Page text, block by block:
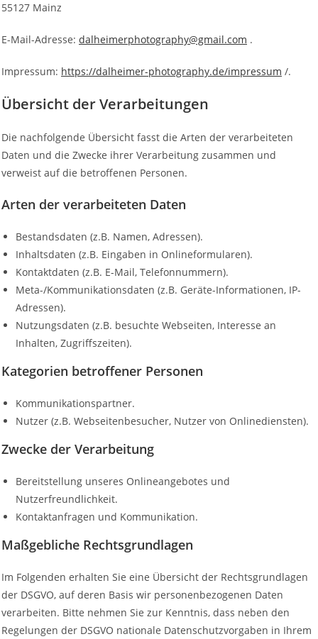
55127 Mainz
E-Mail-Adresse: dalheimerphotography@gmail.com .
Impressum: https://dalheimer-photography.de/impressum /.
Übersicht der Verarbeitungen
Die nachfolgende Übersicht fasst die Arten der verarbeiteten
Daten und die Zwecke ihrer Verarbeitung zusammen und
verweist auf die betroffenen Personen.
Arten der verarbeiteten Daten
Bestandsdaten (z.B. Namen, Adressen).
Inhaltsdaten (z.B. Eingaben in Onlineformularen).
Kontaktdaten (z.B. E-Mail, Telefonnummern).
Meta-/Kommunikationsdaten (z.B. Geräte-Informationen, IP-
Adressen).
Nutzungsdaten (z.B. besuchte Webseiten, Interesse an
Inhalten, Zugriffszeiten).
Kategorien betroffener Personen
Kommunikationspartner.
Nutzer (z.B. Webseitenbesucher, Nutzer von Onlinediensten).
Zwecke der Verarbeitung
Bereitstellung unseres Onlineangebotes und
Nutzerfreundlichkeit.
Kontaktanfragen und Kommunikation.
Maßgebliche Rechtsgrundlagen
Im Folgenden erhalten Sie eine Übersicht der Rechtsgrundlagen
der DSGVO, auf deren Basis wir personenbezogenen Daten
verarbeiten. Bitte nehmen Sie zur Kenntnis, dass neben den
Regelungen der DSGVO nationale Datenschutzvorgaben in Ihrem